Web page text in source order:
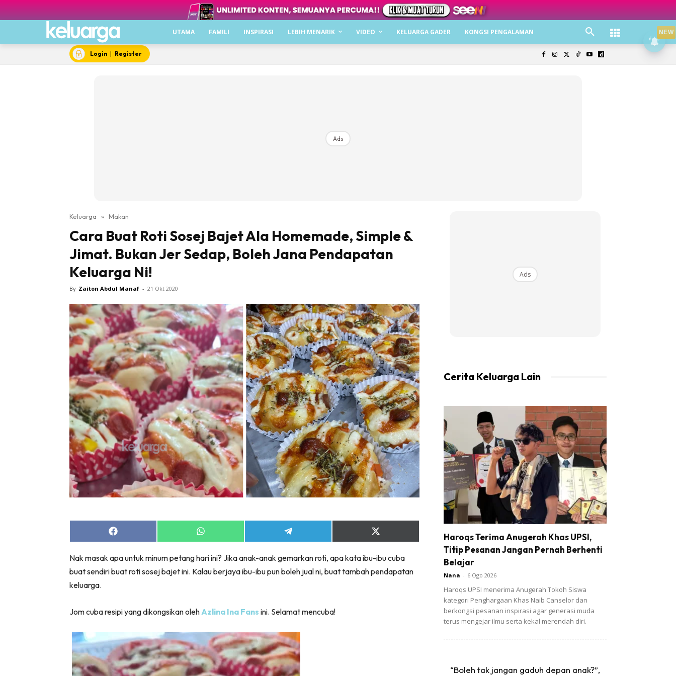
UTAMA FAMILI INSPIRASI LEBIH MENARIK VIDEO KELUARGA GADER KONGSI PENGALAMAN
Login | Register
Ads
Keluarga » Makan
Cara Buat Roti Sosej Bajet Ala Homemade, Simple &
Jimat. Bukan Jer Sedap, Boleh Jana Pendapatan
Keluarga Ni!
By Zaiton Abdul Manaf - 21 Okt 2020
Share
on
Share
on
Share
on
Share
on
(Twitter)
Nak masak apa untuk minum petang hari ini? Jika anak-anak gemarkan roti, apa kata ibu-ibu cuba
buat sendiri buat roti sosej bajet ini. Kalau berjaya ibu-ibu pun boleh jual ni, buat tambah pendapatan
keluarga.
Jom cuba resipi yang dikongsikan olehAzlina Ina Fans ini. Selamat mencuba!
Ads
Cerita Keluarga Lain
Haroqs Terima Anugerah Khas UPSI,
Titip Pesanan Jangan Pernah Berhenti
Belajar
Nana - 6 Ogo 2026
Haroqs UPSI menerima Anugerah Tokoh Siswa
kategori Penghargaan Khas Naib Canselor dan
berkongsi pesanan inspirasi agar generasi muda
terus mengejar ilmu serta kekal merendah diri.
“Boleh tak jangan gaduh depan anak?”,
NEW